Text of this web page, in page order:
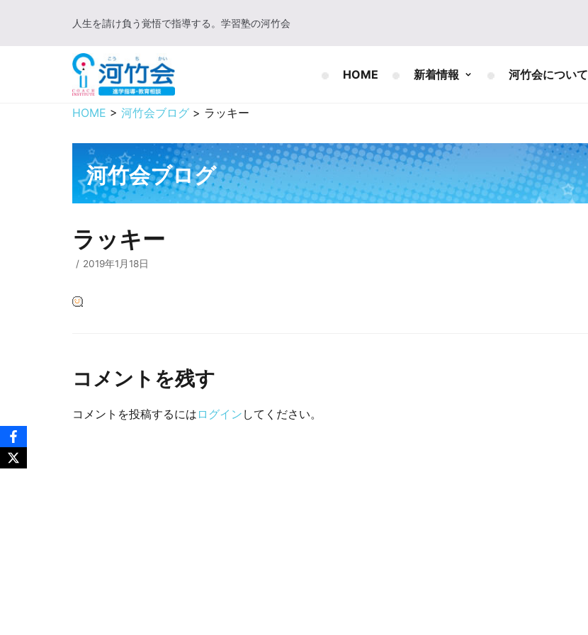
人生を請け負う覚悟で指導する。学習塾の河竹会
HOME 新着情報 河竹会について
HOME > 河竹会ブログ > ラッキー
河竹会ブログ
ラッキー
2019年1月18日
コメントを残す
コメントを投稿するには ログイン してください。